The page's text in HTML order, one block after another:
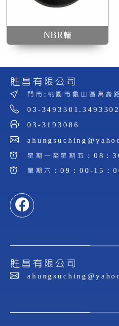
NBR輪
貹昌有限公司
門市:桃園市龜山區萬壽
03-3493301.3493302
03-3193086
星期一至星期五：08：
星期六：09：00-15：
貹昌有限公司